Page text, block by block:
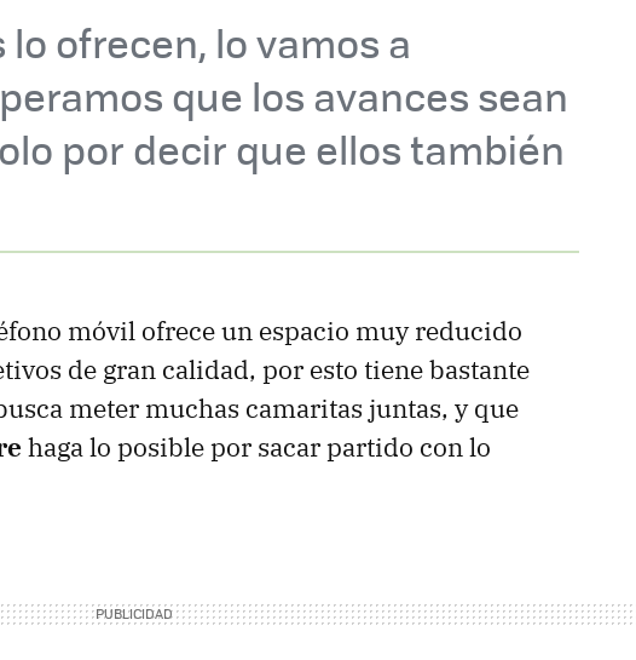
ofrecen, lo vamos a
que los avances sean
por decir que ellos también
móvil ofrece un espacio muy reducido
de gran calidad, por esto tiene bastante
meter muchas camaritas juntas, y que
haga lo posible por sacar partido con lo